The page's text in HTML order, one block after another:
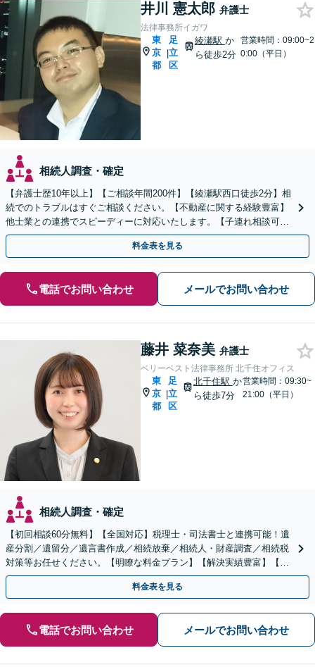
井川 憲太郎 弁護士
法律事務所イガワ
東
京
都
|
足
立
区
綾瀬駅 か
ら徒歩2分
営業時間：09:00~2
0:00（平日）
相続人調査・確定
【弁護士歴10年以上】【ご相談年間200件】【綾瀬駅西口徒歩2分】相
続でのトラブルはすぐご相談ください。【不動産に関する経験豊富】
他士業との連携でスピーディーに対応いたします。【子連れ相談可】
【初回面談無料】
料金表を見る
電話でお問い合わせ メールでお問い合わせ
藤井 菜奈美 弁護士
ベリーベスト法律事務所 北千住オフィス
東
京
都
|
足
立
区
北千住駅 か
ら徒歩7分
営業時間：09:30~
21:00（平日）
相続人調査・確定
【初回相談60分無料】【全国対応】税理士・司法書士と連携可能！遺
産分割／遺留分／遺言書作成／相続放棄／相続人・財産調査／相続税
対策等お任せください。【明瞭な料金プラン】【解決実績豊富】【電
話相談可】
料金表を見る
電話でお問い合わせ メールでお問い合わせ